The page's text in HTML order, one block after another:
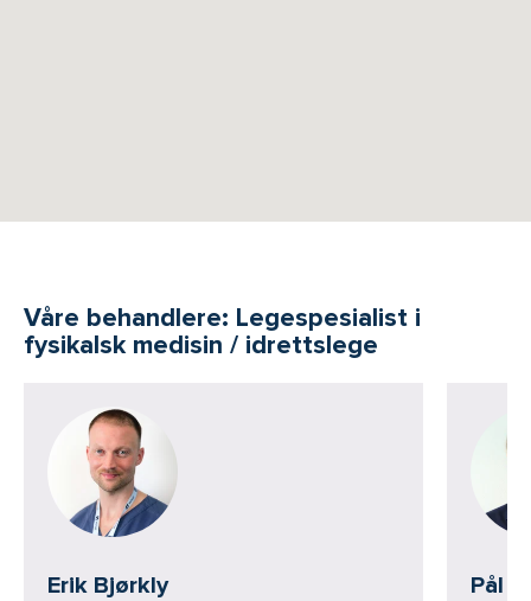
Våre behandlere: Legespesialist i
fysikalsk medisin / idrettslege
Erik Bjørkly Pål